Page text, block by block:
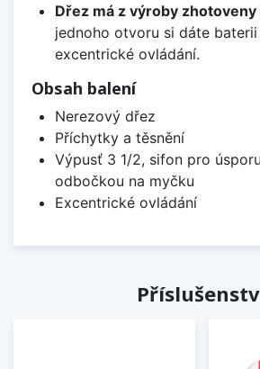
Dřez má z výroby
jednoho otvoru si dáte
excentrické ovládání.
Obsah balení
Nerezový dřez
Příchytky a těsnění
Výpusť 3 1/2, sifon pro
odbočkou na myčku
Excentrické ovládání